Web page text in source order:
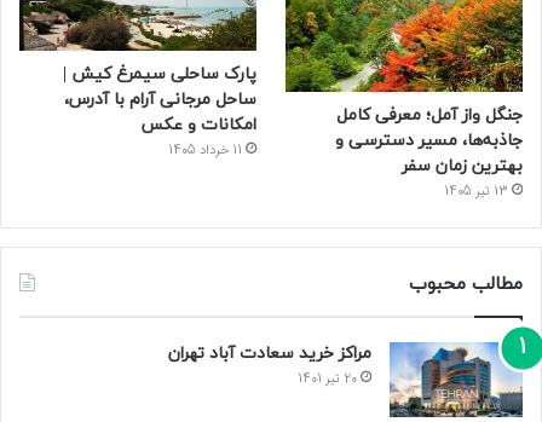
جنگل واز آمل؛ معرفی کامل
جاذبه‌ها، مسیر دسترسی و
بهترین زمان سفر
13 تیر 1405
پارک ساحلی سیمرغ کیش |
ساحل مرجانی آرام با آدرس،
امکانات و عکس
11 خرداد 1405
مطالب محبوب
مراکز خرید سعادت‌ آباد تهران
20 تیر 1401